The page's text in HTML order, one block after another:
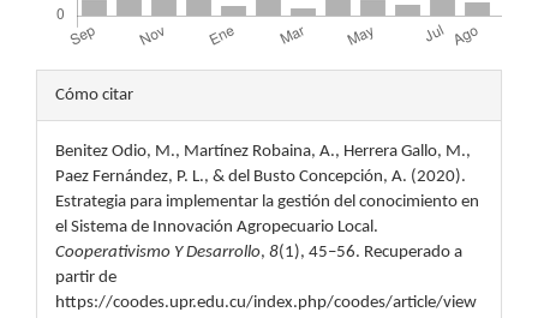
Detalles
del
artículo
Cómo citar
Benitez Odio, M., Martínez Robaina, A., Herrera Gallo, M.,
Paez Fernández, P. L., & del Busto Concepción, A. (2020).
Estrategia para implementar la gestión del conocimiento en
el Sistema de Innovación Agropecuario Local.
Cooperativismo Y Desarrollo, 8(1), 45–56. Recuperado a
partir de
https://coodes.upr.edu.cu/index.php/coodes/article/view